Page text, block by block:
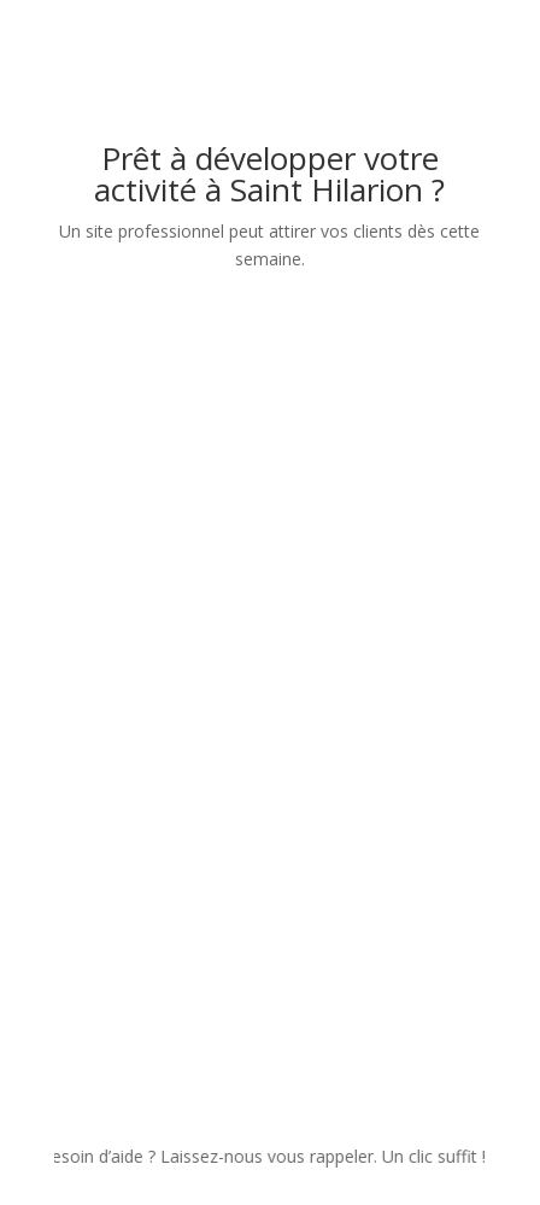
Prêt à développer votre
activité à Saint Hilarion ?
Un site professionnel peut attirer vos clients dès cette
semaine.
d’aide ? Laissez-nous vous rappeler. Un clic suffit !